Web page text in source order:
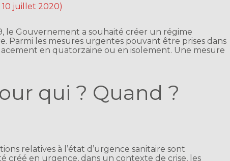
10 juillet 2020)
le Gouvernement a souhaité créer un régime
Parmi les mesures urgentes pouvant être prises dans
en quatorzaine ou en isolement. Une mesure
qui ? Quand ?
relatives à l’état d’urgence sanitaire sont
créé en urgence, dans un contexte de crise, les